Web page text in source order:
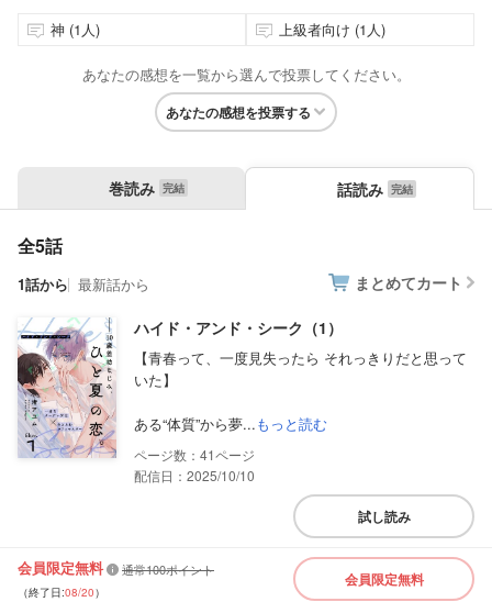
神 (1人) 上級者向け (1人)
あなたの感想を一覧から選んで投票してください。
あなたの感想を投票する
巻読み 話読み
全5話
1話から 最新話から まとめてカート
ハイド・アンド・シーク（1）
【青春って、一度見失ったら それっきりだと思って
いた】
ある“体質”から夢...もっと読む
41
配信日：2025/10/10
試し読み
会員限定無料 通常100ポイント
（終了日:08/20）
会員限定無料